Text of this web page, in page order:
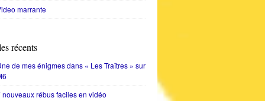
marrante
récents
de mes énigmes dans « Les Traîtres » sur
nouveaux rébus faciles en vidéo